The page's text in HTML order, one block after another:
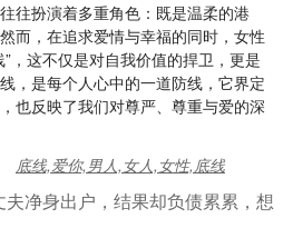
往扮演着多重角色：既是温柔的港
而，在追求爱情与幸福的同时，女性
，这不仅是对自我价值的捍卫，更是
，是每个人心中的一道防线，它界定
也反映了我们对尊严、尊重与爱的深
底线,爱你,男人,女人,女性,底线